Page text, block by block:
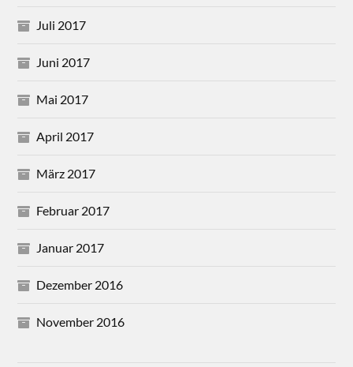
Juli 2017
Juni 2017
Mai 2017
April 2017
März 2017
Februar 2017
Januar 2017
Dezember 2016
November 2016